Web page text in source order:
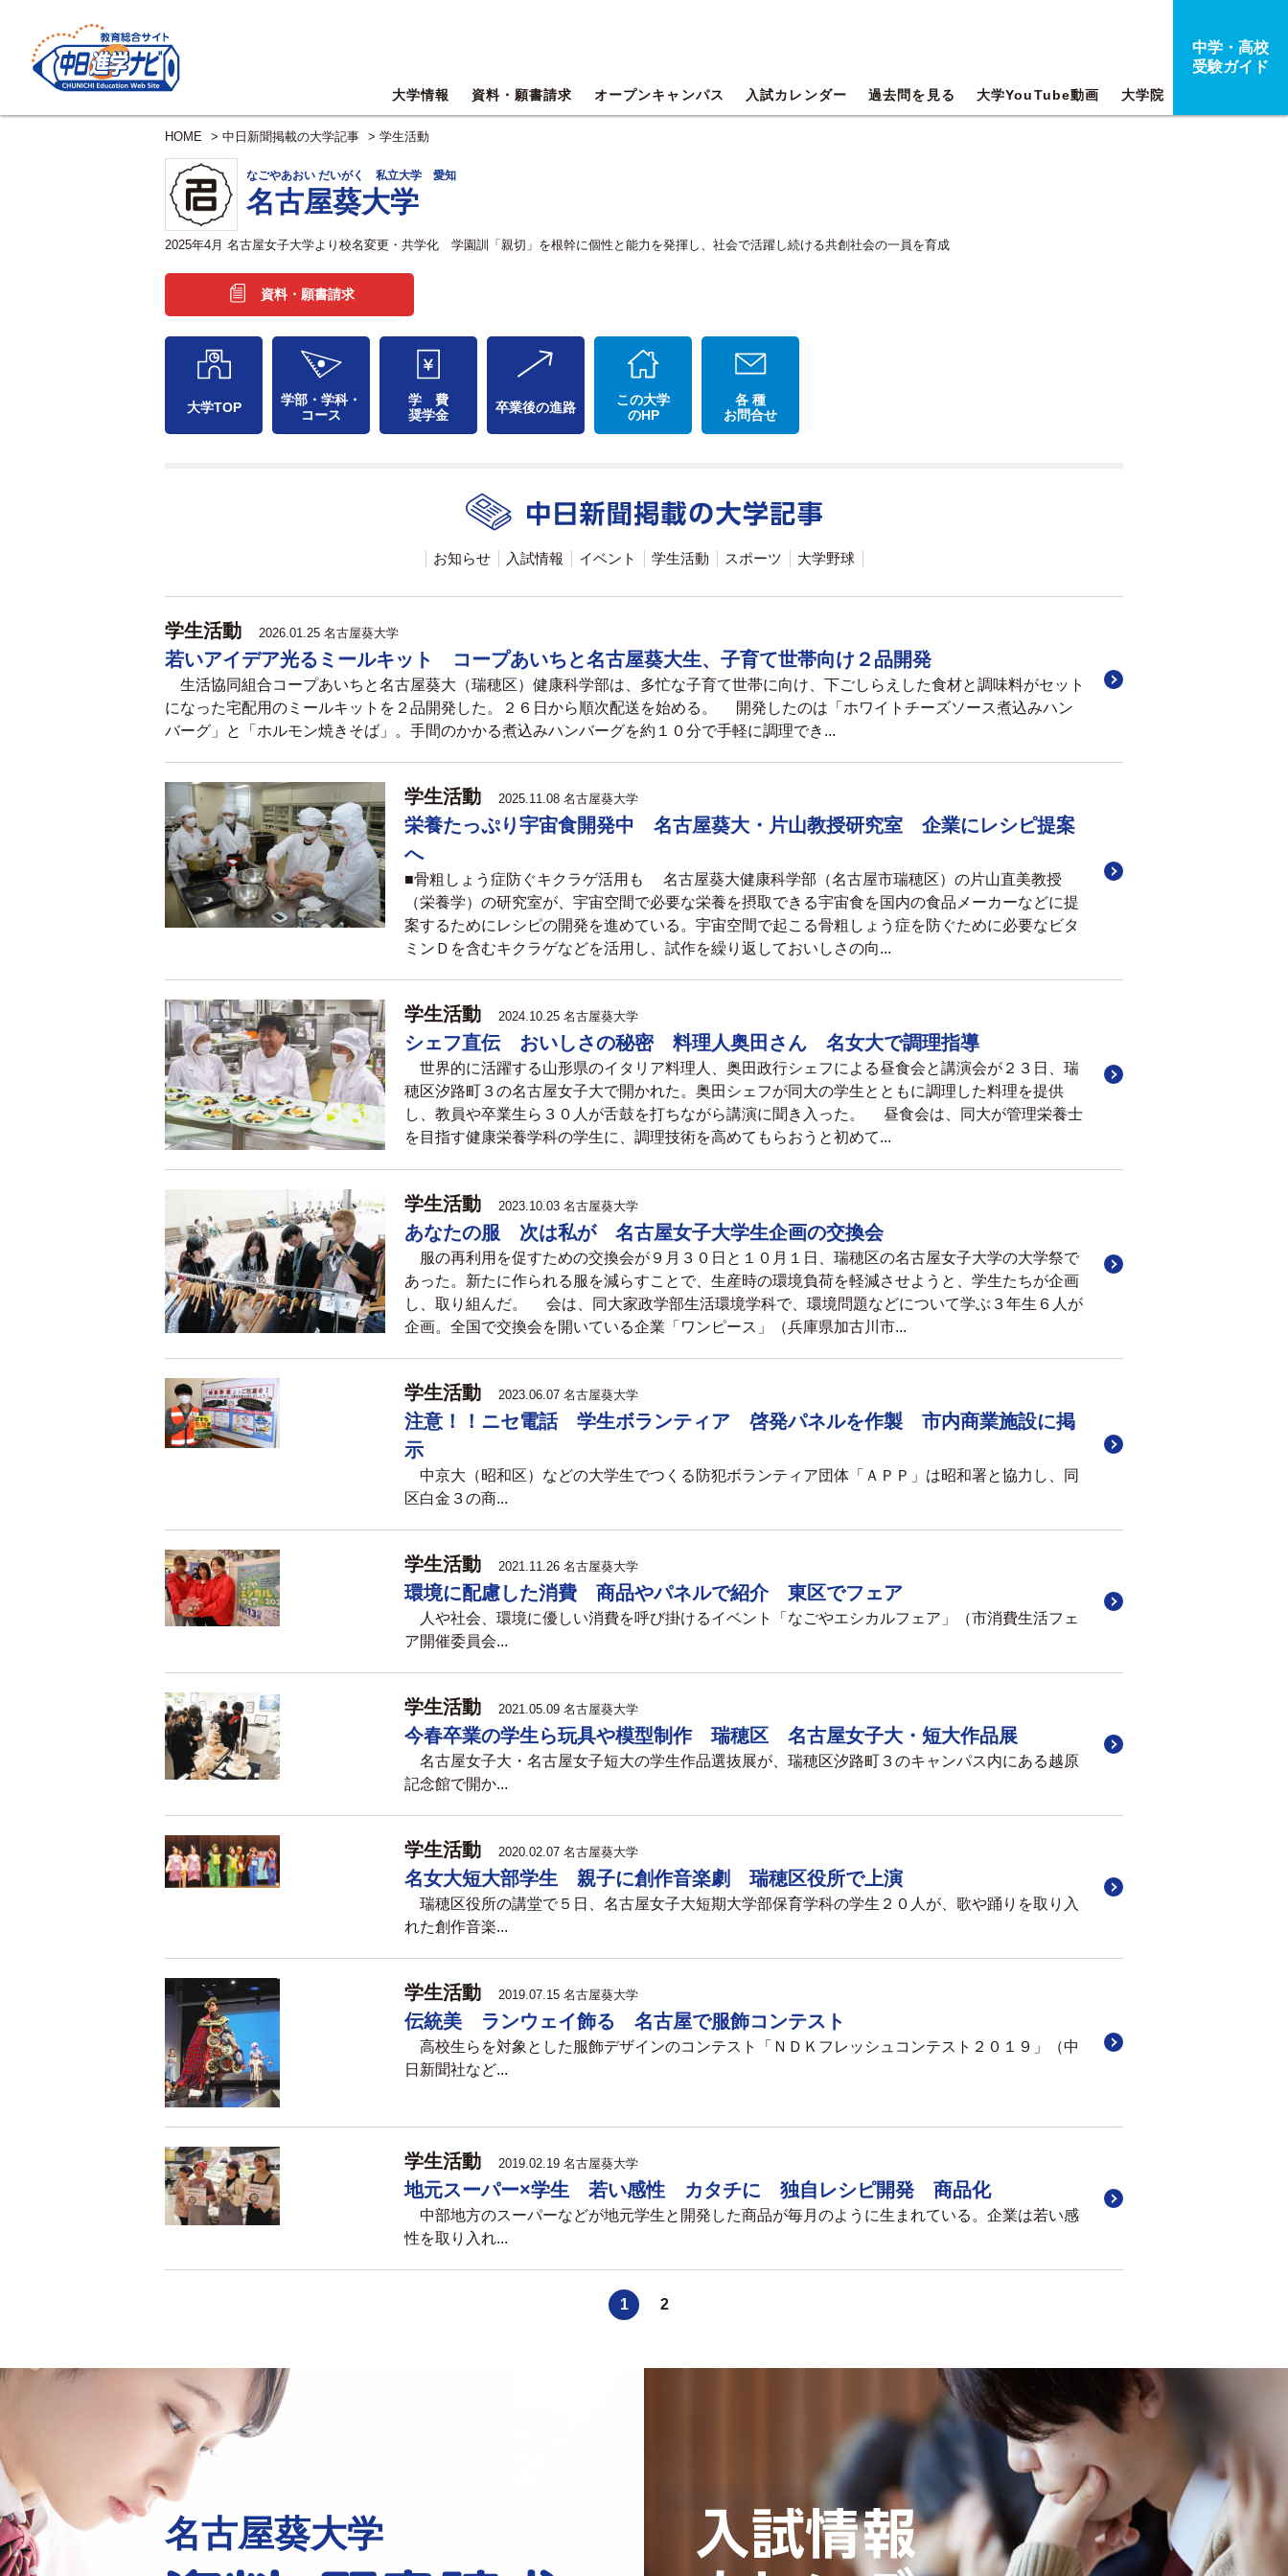
大学情報 資料・願書請求 オープンキャンパス 入試カレンダー 過去問を見る 大学YouTube動画 大学院
中学・高校
受験ガイド
HOME > 中日新聞掲載の大学記事 > 学生活動
なごやあおい だいがく 私立大学 愛知
名古屋葵大学
2025年4月 名古屋女子大学より校名変更・共学化 学園訓「親切」を根幹に個性と能力を発揮し、社会で活躍し続ける共創社会の一員を育成
資料・願書請求
大学TOP
学部・学科・
コース
学 費
奨学金
卒業後の進路
この大学
のHP
各 種
お問合せ
お知らせ 入試情報 イベント 学生活動 スポーツ 大学野球
学生活動 2026.01.25 名古屋葵大学
若いアイデア光るミールキット コープあいちと名古屋葵大生、子育て世帯向け２品開発
生活協同組合コープあいちと名古屋葵大（瑞穂区）健康科学部は、多忙な子育て世帯に向け、下ごしらえした食材と調味料がセット
になった宅配用のミールキットを２品開発した。２６日から順次配送を始める。 開発したのは「ホワイトチーズソース煮込みハン
バーグ」と「ホルモン焼きそば」。手間のかかる煮込みハンバーグを約１０分で手軽に調理でき...
学生活動 2025.11.08 名古屋葵大学
栄養たっぷり宇宙食開発中 名古屋葵大・片山教授研究室 企業にレシピ提案
へ
■骨粗しょう症防ぐキクラゲ活用も 名古屋葵大健康科学部（名古屋市瑞穂区）の片山直美教授
（栄養学）の研究室が、宇宙空間で必要な栄養を摂取できる宇宙食を国内の食品メーカーなどに提
案するためにレシピの開発を進めている。宇宙空間で起こる骨粗しょう症を防ぐために必要なビタ
ミンＤを含むキクラゲなどを活用し、試作を繰り返しておいしさの向...
学生活動 2024.10.25 名古屋葵大学
シェフ直伝 おいしさの秘密 料理人奥田さん 名女大で調理指導
世界的に活躍する山形県のイタリア料理人、奥田政行シェフによる昼食会と講演会が２３日、瑞
穂区汐路町３の名古屋女子大で開かれた。奥田シェフが同大の学生とともに調理した料理を提供
し、教員や卒業生ら３０人が舌鼓を打ちながら講演に聞き入った。 昼食会は、同大が管理栄養士
を目指す健康栄養学科の学生に、調理技術を高めてもらおうと初めて...
学生活動 2023.10.03 名古屋葵大学
あなたの服 次は私が 名古屋女子大学生企画の交換会
服の再利用を促すための交換会が９月３０日と１０月１日、瑞穂区の名古屋女子大学の大学祭で
あった。新たに作られる服を減らすことで、生産時の環境負荷を軽減させようと、学生たちが企画
し、取り組んだ。 会は、同大家政学部生活環境学科で、環境問題などについて学ぶ３年生６人が
企画。全国で交換会を開いている企業「ワンピース」（兵庫県加古川市...
学生活動 2023.06.07 名古屋葵大学
注意！！ニセ電話 学生ボランティア 啓発パネルを作製 市内商業施設に掲
示
中京大（昭和区）などの大学生でつくる防犯ボランティア団体「ＡＰＰ」は昭和署と協力し、同
区白金３の商...
学生活動 2021.11.26 名古屋葵大学
環境に配慮した消費 商品やパネルで紹介 東区でフェア
人や社会、環境に優しい消費を呼び掛けるイベント「なごやエシカルフェア」（市消費生活フェ
ア開催委員会...
学生活動 2021.05.09 名古屋葵大学
今春卒業の学生ら玩具や模型制作 瑞穂区 名古屋女子大・短大作品展
名古屋女子大・名古屋女子短大の学生作品選抜展が、瑞穂区汐路町３のキャンパス内にある越原
記念館で開か...
学生活動 2020.02.07 名古屋葵大学
名女大短大部学生 親子に創作音楽劇 瑞穂区役所で上演
瑞穂区役所の講堂で５日、名古屋女子大短期大学部保育学科の学生２０人が、歌や踊りを取り入
れた創作音楽...
学生活動 2019.07.15 名古屋葵大学
伝統美 ランウェイ飾る 名古屋で服飾コンテスト
高校生らを対象とした服飾デザインのコンテスト「ＮＤＫフレッシュコンテスト２０１９」（中
日新聞社など...
学生活動 2019.02.19 名古屋葵大学
地元スーパー×学生 若い感性 カタチに 独自レシピ開発 商品化
中部地方のスーパーなどが地元学生と開発した商品が毎月のように生まれている。企業は若い感
性を取り入れ...
1 2
名古屋葵大学